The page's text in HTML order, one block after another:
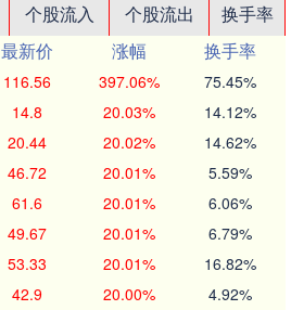
个股流入 个股流出
换手率
最新价 涨幅
换手率
116.56 397.06% 75.45%
14.8 20.03% 14.12%
20.44 20.02% 14.62%
46.72 20.01% 5.59%
61.6 20.01% 6.06%
49.67 20.01% 6.79%
53.33 20.01% 16.82%
42.9 20.00% 4.92%